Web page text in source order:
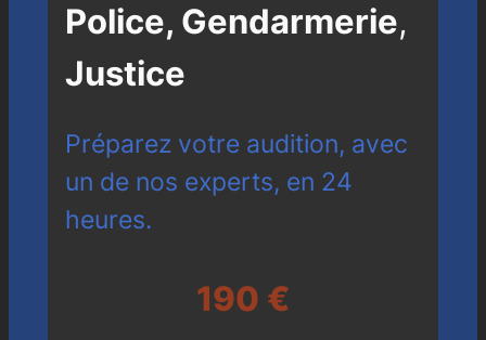
Police, Gendarmerie,
Justice
Préparez votre audition, avec
un de nos experts, en 24
heures.
190 €